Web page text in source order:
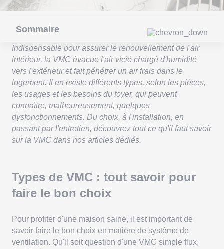
Sommaire
Indispensable pour assurer le renouvellement de l'air
intérieur, la VMC évacue l'air vicié chargé d'humidité
vers l'extérieur et fait pénétrer un air frais dans le
logement. Il en existe différents types, selon les pièces,
les usages et les besoins du foyer, qui peuvent
connaître, malheureusement, quelques
dysfonctionnements. Du choix, à l'installation, en
passant par l'entretien, découvrez tout ce qu'il faut savoir
sur la VMC dans nos articles dédiés.
Types de VMC : tout savoir pour
faire le bon choix
Pour profiter d'une maison saine, il est important de
savoir faire le bon choix en matière de système de
ventilation. Qu'il soit question d'une VMC simple flux,